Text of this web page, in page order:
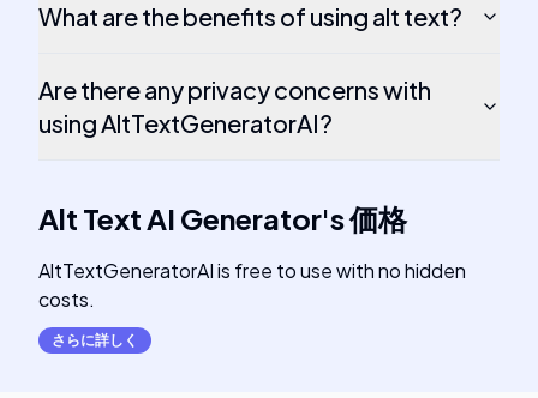
What are the benefits of using alt text?
Are there any privacy concerns with
using AltTextGeneratorAI?
Alt Text AI Generator's価格
AltTextGeneratorAI is free to use with no hidden
costs.
さらに詳しく